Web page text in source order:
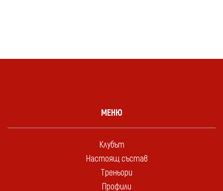
МЕНЮ
Клубът
Настоящ състав
Треньори
Профили